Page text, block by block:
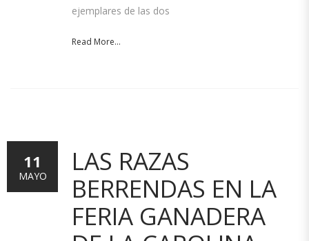
ejemplares de las dos
Read More...
LAS RAZAS
BERRENDAS EN LA
FERIA GANADERA
11
MAYO